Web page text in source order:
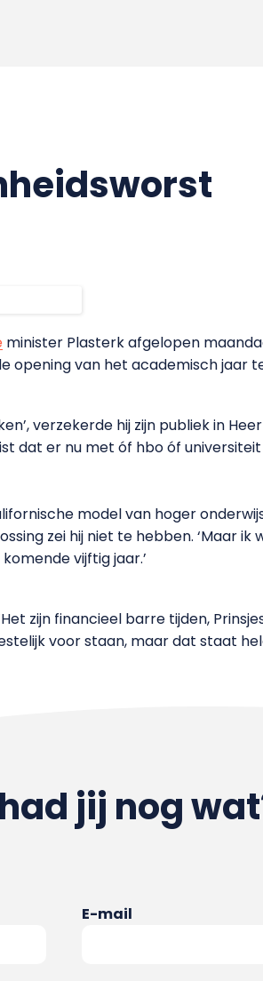
minister Plasterk afgelopen
opening van het academisch jaar
verzekerde hij zijn publiek in
dat er nu met óf hbo óf
model van hoger
zei hij niet te hebben. ‘Maar ik
vijftig jaar.’
zijn financieel barre tijden,
voor staan, maar dat staat
jij nog
E-mail